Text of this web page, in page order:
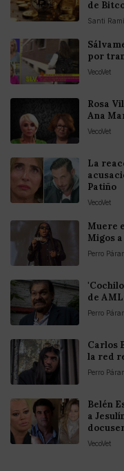
de
Santi
por
VecoVet
Rosa
Ana
VecoVet
La
Patiño
VecoVet
Muere
Migos
Perro
de
Perro
Carlos
la red
Perro
Belén
a
VecoVet